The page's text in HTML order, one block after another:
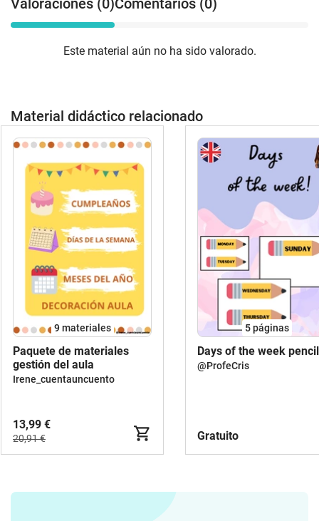
Valoraciones (0)Comentarios (0)
Este material aún no ha sido valorado.
Material didáctico relacionado
9 materiales
Paquete de materiales
gestión del aula
Irene_cuentauncuento
13,99 €
20,91 €
5páginas
Days of the week pencil
@ProfeCris
Gratuito